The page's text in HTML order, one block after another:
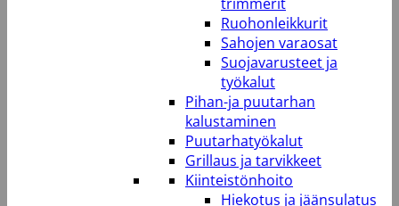
Ruohonleikkurit
Sahojen varaosat
Suojavarusteet ja
työkalut
Pihan-ja puutarhan
kalustaminen
Puutarhatyökalut
Grillaus ja tarvikkeet
Kiinteistönhoito
Hiekotus ja jäänsulatus